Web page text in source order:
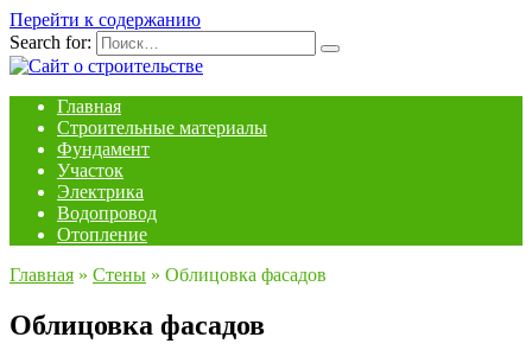
Перейти к содержанию
Search for:
Главная
Строительные материалы
Фундамент
Участок
Электрика
Водопровод
Отопление
Главная » Стены » Облицовка фасадов
Облицовка фасадов